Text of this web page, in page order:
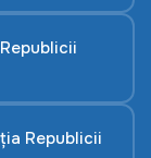
Republicii